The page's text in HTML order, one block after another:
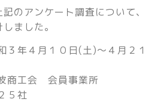
のアンケート調査について、
ました。
年４月１０日(土)～４月２１
工会 会員事業所
５社